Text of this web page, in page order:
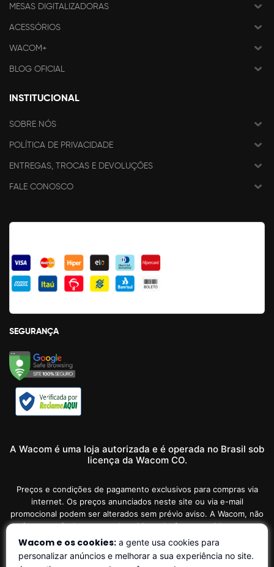
MESAS DIGITALIZADORAS
ACESSÓRIOS
WACOM+
BLOG OFICIAL
INSTITUCIONAL
SOBRE NÓS
POLÍTICA DE PRIVACIDADE
ENTREGAS, TROCAS E DEVOLUÇÕES
FALE CONOSCO
FORMAS DE PAGAMENTO
SEGURANÇA
A Wacom é uma loja autorizada e é operada no Brasil sob
licença da Wacom CO.
Preços e condições de pagamento exclusivos para compras via
internet. Os preços anunciados neste site ou via e-mail
promocional podem ser alterados sem prévio aviso. A Wacom, não
é responsável por erros descritivos. As fotos contidas nesta
página são meramente ilustrativas do produto e podem variar de
acordo com o fornecedor/lote do fabricante. Ofertas válidas até o
término de nossos estoques. Vendas sujeitas à análise e
Wacom e os cookies: a gente usa cookies para
personalizar anúncios e melhorar a sua experiência no site.